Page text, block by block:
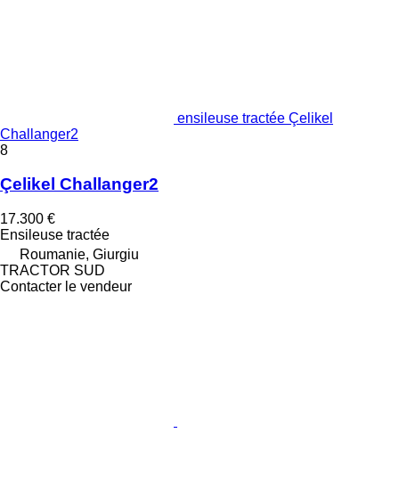
ensileuse tractée Çelikel
Challanger2
8
Çelikel Challanger2
17.300 €
Ensileuse tractée
Roumanie, Giurgiu
TRACTOR SUD
Contacter le vendeur